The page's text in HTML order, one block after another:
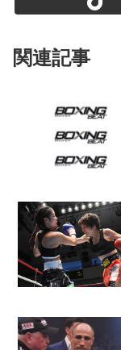
関連記事